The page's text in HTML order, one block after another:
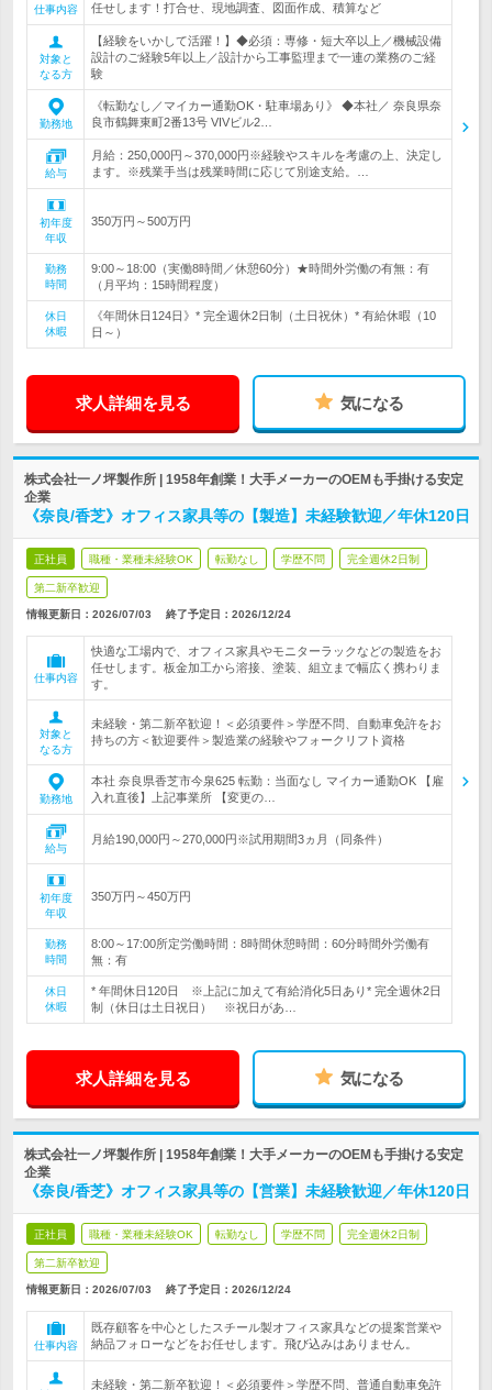
仕事内容
任せします！打合せ、現地調査、図面作成、積算など
対象と
なる方
【経験をいかして活躍！】◆必須：専修・短大卒以上／機械設備
設計のご経験5年以上／設計から工事監理まで一連の業務のご経
験
勤務地
《転勤なし／マイカー通勤OK・駐車場あり》 ◆本社／ 奈良県奈
良市鶴舞東町2番13号 VIVビル2…
給与
月給：250,000円～370,000円※経験やスキルを考慮の上、決定し
ます。※残業手当は残業時間に応じて別途支給。…
初年度
年収
350万円～500万円
勤務
時間
9:00～18:00（実働8時間／休憩60分）★時間外労働の有無：有
（月平均：15時間程度）
休日
休暇
《年間休日124日》* 完全週休2日制（土日祝休）* 有給休暇（10
日～）
求人詳細を見る 気になる
株式会社一ノ坪製作所 | 1958年創業！大手メーカーのOEMも手掛ける安定
企業
《奈良/香芝》オフィス家具等の【製造】未経験歓迎／年休120日
正社員 職種・業種未経験OK 転勤なし 学歴不問 完全週休2日制
第二新卒歓迎
情報更新日：2026/07/03 終了予定日： 2026/12/24
仕事内容
快適な工場内で、オフィス家具やモニターラックなどの製造をお
任せします。板金加工から溶接、塗装、組立まで幅広く携わりま
す。
対象と
なる方
未経験・第二新卒歓迎！＜必須要件＞学歴不問、自動車免許をお
持ちの方＜歓迎要件＞製造業の経験やフォークリフト資格
勤務地
本社 奈良県香芝市今泉625 転勤：当面なし マイカー通勤OK 【雇
入れ直後】上記事業所 【変更の…
給与
月給190,000円～270,000円※試用期間3ヵ月（同条件）
初年度
年収
350万円～450万円
勤務
時間
8:00～17:00所定労働時間：8時間休憩時間：60分時間外労働有
無：有
休日
休暇
* 年間休日120日 ※上記に加えて有給消化5日あり* 完全週休2日
制（休日は土日祝日） ※祝日があ…
求人詳細を見る 気になる
株式会社一ノ坪製作所 | 1958年創業！大手メーカーのOEMも手掛ける安定
企業
《奈良/香芝》オフィス家具等の【営業】未経験歓迎／年休120日
正社員 職種・業種未経験OK 転勤なし 学歴不問 完全週休2日制
第二新卒歓迎
情報更新日：2026/07/03 終了予定日： 2026/12/24
仕事内容
既存顧客を中心としたスチール製オフィス家具などの提案営業や
納品フォローなどをお任せします。飛び込みはありません。
未経験・第二新卒歓迎！＜必須要件＞学歴不問、普通自動車免許